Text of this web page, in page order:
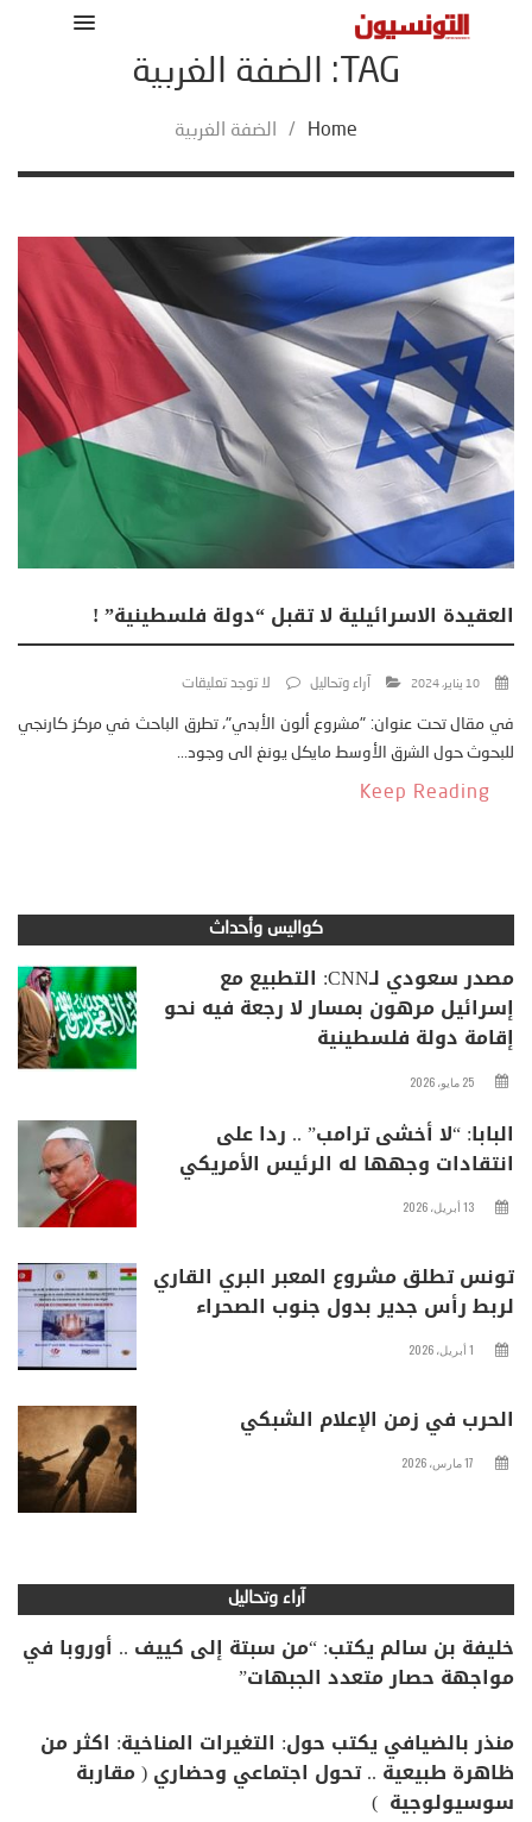
TAG: الضفة الغربية
Home
/ الضفة الغربية
العقيدة الاسرائيلية لا تقبل “دولة فلسطينية” !
10 يناير، 2024 آراء وتحاليل لا توجد تعليقات
في مقال تحت عنوان: "مشروع ألون الأبدي"، تطرق الباحث في مركز كارنجي
للبحوث حول الشرق الأوسط مايكل يونغ الى وجود...
Keep Reading
كواليس وأحداث
مصدر سعودي لـCNN: التطبيع مع
إسرائيل مرهون بمسار لا رجعة فيه نحو
إقامة دولة فلسطينية
25 مايو، 2026
البابا: “لا أخشى ترامب” .. ردا على
انتقادات وجهها له الرئيس الأمريكي
13 أبريل، 2026
تونس تطلق مشروع المعبر البري القاري
لربط رأس جدير بدول جنوب الصحراء
1 أبريل، 2026
الحرب في زمن الإعلام الشبكي
17 مارس، 2026
آراء وتحاليل
خليفة بن سالم يكتب: “من سبتة إلى كييف .. أوروبا في
مواجهة حصار متعدد الجبهات”
منذر بالضيافي يكتب حول: التغيرات المناخية: اكثر من
ظاهرة طبيعية .. تحول اجتماعي وحضاري ( مقاربة
سوسيولوجية )